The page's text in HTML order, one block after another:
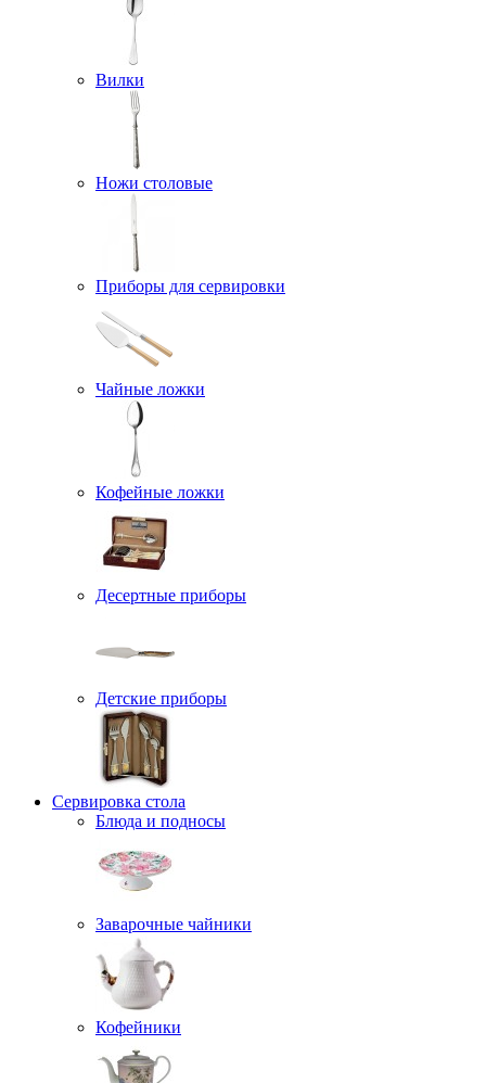
Вилки
Ножи столовые
Приборы для сервировки
Чайные ложки
Кофейные ложки
Десертные приборы
Детские приборы
Сервировка стола
Блюда и подносы
Заварочные чайники
Кофейники